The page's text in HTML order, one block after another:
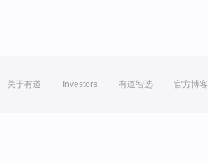
关于有道 Investors 有道智选 官方博客